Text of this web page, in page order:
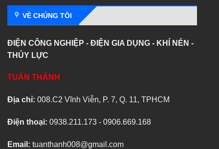
VỀ CHÚNG TÔI
ĐIỆN CÔNG NGHIỆP - ĐIỆN GIA DỤNG - KHÍ NÉN -
THỦY LỰC
TUẤN THÀNH
Địa chỉ: 008.C2 Vĩnh Viễn, P. 7, Q. 11, TPHCM
Điện thoại: 0938.211.173 - 0906.669.168
Email: tuanthanh008@gmail.com